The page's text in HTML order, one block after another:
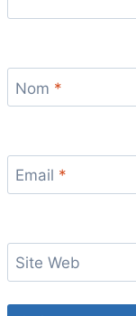
Nom *
Email *
Site Web